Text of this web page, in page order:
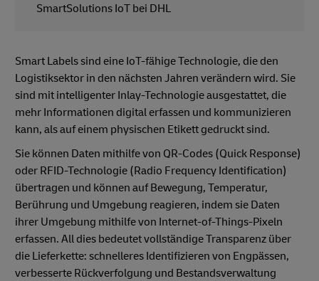
SmartSolutions IoT bei DHL
Smart Labels sind eine IoT-fähige Technologie, die den
Logistiksektor in den nächsten Jahren verändern wird. Sie
sind mit intelligenter Inlay-Technologie ausgestattet, die
mehr Informationen digital erfassen und kommunizieren
kann, als auf einem physischen Etikett gedruckt sind.
Sie können Daten mithilfe von QR-Codes (Quick Response)
oder RFID-Technologie (Radio Frequency Identification)
übertragen und können auf Bewegung, Temperatur,
Berührung und Umgebung reagieren, indem sie Daten
ihrer Umgebung mithilfe von Internet-of-Things-Pixeln
erfassen. All dies bedeutet vollständige Transparenz über
die Lieferkette: schnelleres Identifizieren von Engpässen,
verbesserte Rückverfolgung und Bestandsverwaltung